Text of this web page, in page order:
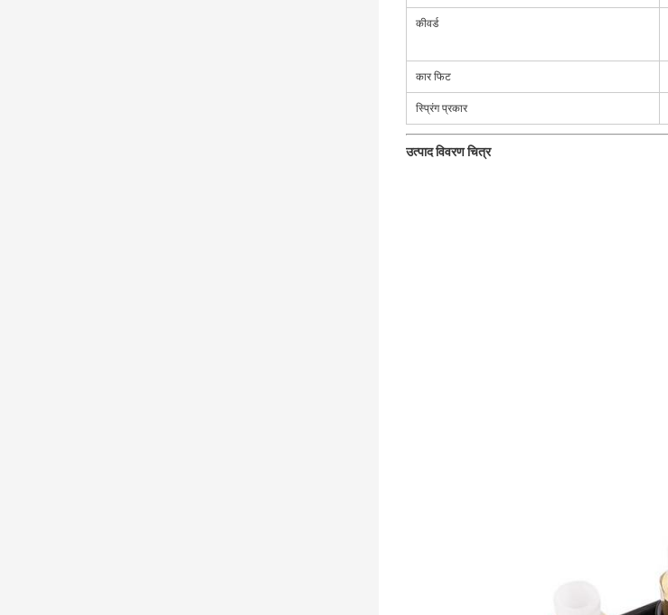
कीवर्ड
कार फिट
स्प्रिंग प्रकार
उत्पाद विवरण चित्र